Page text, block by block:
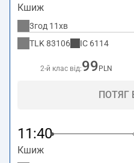
Кшиж
3год 11хв
TLK 83106 IC 6114
2-й клас від:99 PLN
ПОТЯГ
11:40
Кшиж